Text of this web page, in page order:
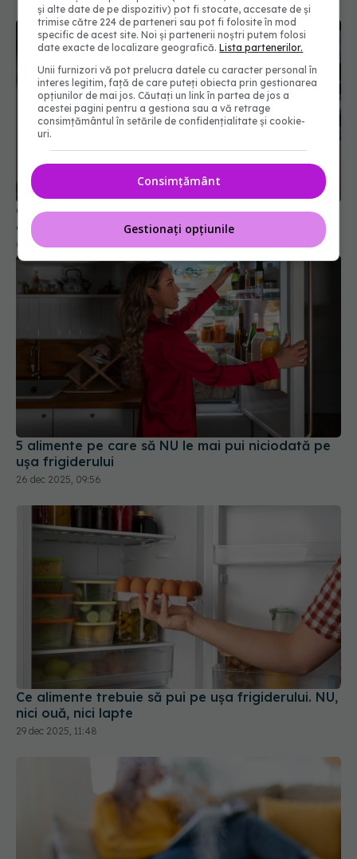
Cele mai bune prosoape de bucătărie sunt făcute
din acest material durabil
06 feb 2026, 19:22
5 alimente pe care să NU le mai pui niciodată pe
ușa frigiderului
26 dec 2025, 09:56
Ce alimente trebuie să pui pe ușa frigiderului. NU,
nici ouă, nici lapte
29 dec 2025, 11:48
și alte date de pe dispozitiv) pot fi stocate, accesate de și
trimise către 224 de parteneri sau pot fi folosite în mod
specific de acest site. Noi și partenerii noștri putem folosi
date exacte de localizare geografică.Lista partenerilor.
Unii furnizori vă pot prelucra datele cu caracter personal în
interes legitim, față de care puteți obiecta prin gestionarea
opțiunilor de mai jos. Căutați un link în partea de jos a
acestei pagini pentru a gestiona sau a vă retrage
consimțământul în setările de confidențialitate și cookie-
uri.
Consimțământ
Gestionați opțiunile